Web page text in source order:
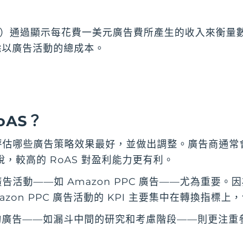
通過顯示每花費一美元廣告費所產生的收入來衡量
廣告活動的總成本。
？
哪些廣告策略效果最好，並做出調整。廣告商通常
較高的 RoAS 對盈利能力更有利。
告活動——如 Amazon PPC 廣告——尤為重要。因
PPC 廣告活動的 KPI 主要集中在轉換指標上，
廣告——如漏斗中間的研究和考慮階段——則更注重